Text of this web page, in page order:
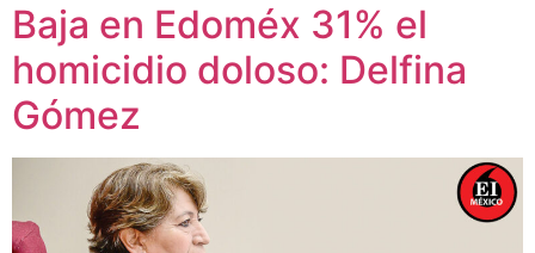
Baja en Edoméx 31% el
homicidio doloso: Delfina
Gómez